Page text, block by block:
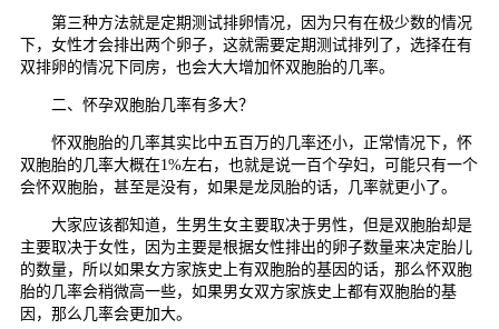
第三种方法就是定期测试排卵情况，因为只有在极少数的情况
下，女性才会排出两个卵子，这就需要定期测试排列了，选择在有
双排卵的情况下同房，也会大大增加怀双胞胎的几率。
二、怀孕双胞胎几率有多大？
怀双胞胎的几率其实比中五百万的几率还小，正常情况下，怀
双胞胎的几率大概在1%左右，也就是说一百个孕妇，可能只有一个
会怀双胞胎，甚至是没有，如果是龙凤胎的话，几率就更小了。
大家应该都知道，生男生女主要取决于男性，但是双胞胎却是
主要取决于女性，因为主要是根据女性排出的卵子数量来决定胎儿
的数量，所以如果女方家族史上有双胞胎的基因的话，那么怀双胞
胎的几率会稍微高一些，如果男女双方家族史上都有双胞胎的基
因，那么几率会更加大。